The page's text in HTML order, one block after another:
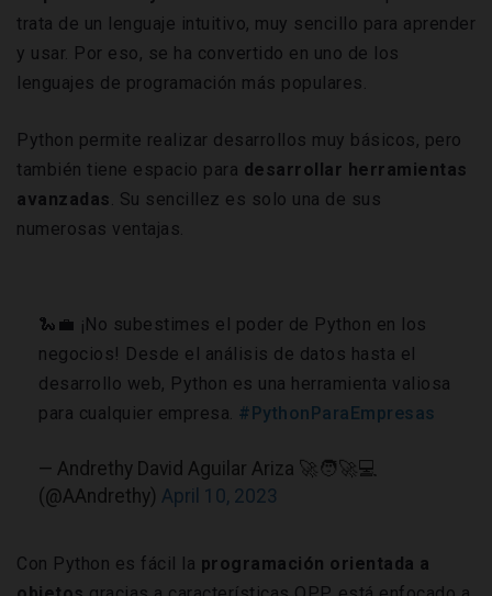
trata de un lenguaje intuitivo, muy sencillo para aprender
y usar. Por eso, se ha convertido en uno de los
lenguajes de programación más populares.
Python permite realizar desarrollos muy básicos, pero
también tiene espacio para desarrollar herramientas
avanzadas. Su sencillez es solo una de sus
numerosas ventajas.
🐍💼 ¡No subestimes el poder de Python en los
negocios! Desde el análisis de datos hasta el
desarrollo web, Python es una herramienta valiosa
para cualquier empresa. #PythonParaEmpresas
— Andrethy David Aguilar Ariza 🚀🧑‍🚀💻
(@AAndrethy) April 10, 2023
Con Python es fácil la programación orientada a